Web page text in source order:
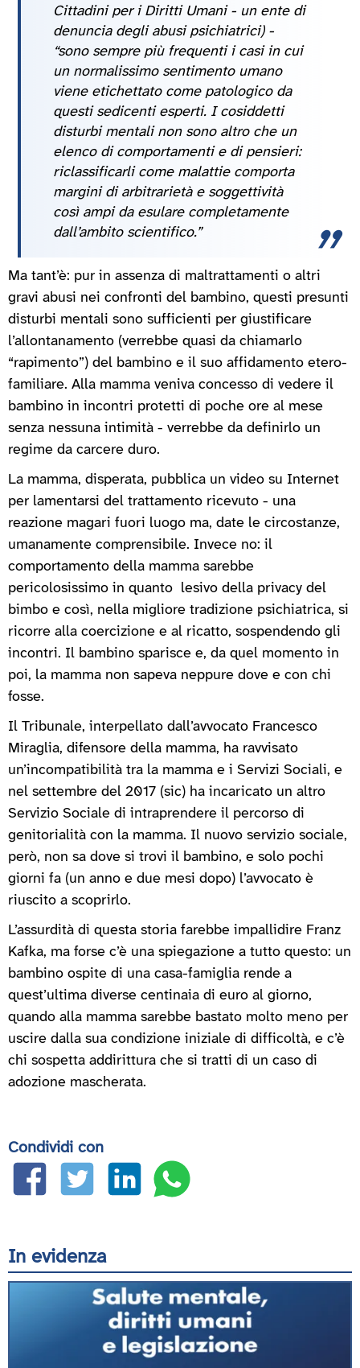
Cittadini per i Diritti Umani - un ente di
denuncia degli abusi psichiatrici) -
“sono sempre più frequenti i casi in cui
un normalissimo sentimento umano
viene etichettato come patologico da
questi sedicenti esperti. I cosiddetti
disturbi mentali non sono altro che un
elenco di comportamenti e di pensieri:
riclassificarli come malattie comporta
margini di arbitrarietà e soggettività
così ampi da esulare completamente
dall’ambito scientifico.”
Ma tant’è: pur in assenza di maltrattamenti o altri
gravi abusi nei confronti del bambino, questi presunti
disturbi mentali sono sufficienti per giustificare
l’allontanamento (verrebbe quasi da chiamarlo
“rapimento”) del bambino e il suo affidamento etero-
familiare. Alla mamma veniva concesso di vedere il
bambino in incontri protetti di poche ore al mese
senza nessuna intimità - verrebbe da definirlo un
regime da carcere duro.
La mamma, disperata, pubblica un video su Internet
per lamentarsi del trattamento ricevuto - una
reazione magari fuori luogo ma, date le circostanze,
umanamente comprensibile. Invece no: il
comportamento della mamma sarebbe
pericolosissimo in quanto lesivo della privacy del
bimbo e così, nella migliore tradizione psichiatrica, si
ricorre alla coercizione e al ricatto, sospendendo gli
incontri. Il bambino sparisce e, da quel momento in
poi, la mamma non sapeva neppure dove e con chi
fosse.
Il Tribunale, interpellato dall’avvocato Francesco
Miraglia, difensore della mamma, ha ravvisato
un’incompatibilità tra la mamma e i Servizi Sociali, e
nel settembre del 2017 (sic) ha incaricato un altro
Servizio Sociale di intraprendere il percorso di
genitorialità con la mamma. Il nuovo servizio sociale,
però, non sa dove si trovi il bambino, e solo pochi
giorni fa (un anno e due mesi dopo) l’avvocato è
riuscito a scoprirlo.
L’assurdità di questa storia farebbe impallidire Franz
Kafka, ma forse c’è una spiegazione a tutto questo: un
bambino ospite di una casa-famiglia rende a
quest’ultima diverse centinaia di euro al giorno,
quando alla mamma sarebbe bastato molto meno per
uscire dalla sua condizione iniziale di difficoltà, e c’è
chi sospetta addirittura che si tratti di un caso di
adozione mascherata.
Condividi con
In evidenza